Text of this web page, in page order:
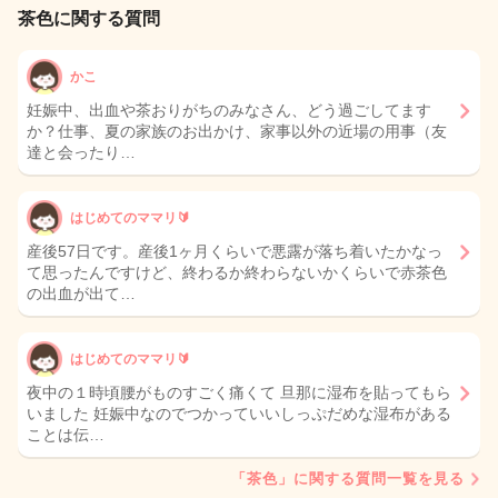
茶色に関する質問
かこ
妊娠中、出血や茶おりがちのみなさん、どう過ごしてます
か？仕事、夏の家族のお出かけ、家事以外の近場の用事（友
達と会ったり…
はじめてのママリ🔰
産後57日です。産後1ヶ月くらいで悪露が落ち着いたかなっ
て思ったんですけど、終わるか終わらないかくらいで赤茶色
の出血が出て…
はじめてのママリ🔰
夜中の１時頃腰がものすごく痛くて 旦那に湿布を貼ってもら
いました 妊娠中なのでつかっていいしっぷだめな湿布がある
ことは伝…
「茶色」に関する質問一覧を見る